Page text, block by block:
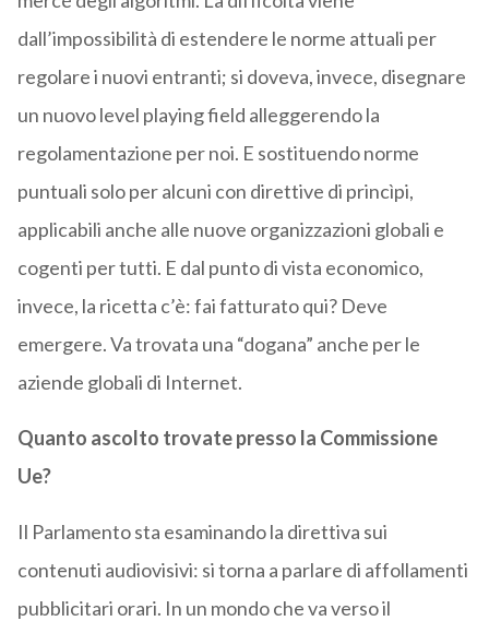
dall’impossibilità di estendere le norme attuali per
regolare i nuovi entranti; si doveva, invece, disegnare
un nuovo level playing field alleggerendo la
regolamentazione per noi. E sostituendo norme
puntuali solo per alcuni con direttive di princìpi,
applicabili anche alle nuove organizzazioni globali e
cogenti per tutti. E dal punto di vista economico,
invece, la ricetta c’è: fai fatturato qui? Deve
emergere. Va trovata una “dogana” anche per le
aziende globali di Internet.
Quanto ascolto trovate presso la Commissione
Ue?
Il Parlamento sta esaminando la direttiva sui
contenuti audiovisivi: si torna a parlare di affollamenti
pubblicitari orari. In un mondo che va verso il